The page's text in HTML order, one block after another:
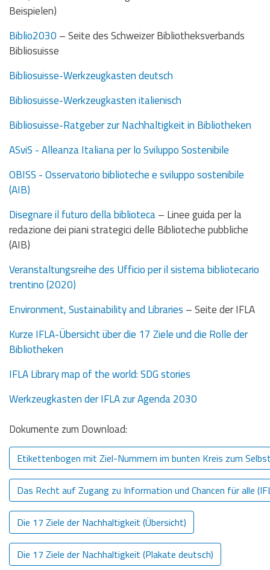
Beispielen)
Biblio2030 – Seite des Schweizer Bibliotheksverbands
Bibliosuisse
Bibliosuisse-Werkzeugkasten deutsch
Bibliosuisse-Werkzeugkasten italienisch
Bibliosuisse-Ratgeber zur Nachhaltigkeit in Bibliotheken
ASviS - Alleanza Italiana per lo Sviluppo Sostenibile
OBISS - Osservatorio biblioteche e sviluppo sostenibile
(AIB)
Disegnare il futuro della biblioteca– Linee guida per la
redazione dei piani strategici delle Biblioteche pubbliche
(AIB)
Veranstaltungsreihe des Ufficio per il sistema bibliotecario
trentino (2020)
Environment, Sustainability and Libraries – Seite der IFLA
Kurze IFLA-Übersicht über die 17 Ziele und die Rolle der
Bibliotheken
IFLA Library map of the world: SDG stories
Werkzeugkasten der IFLA zur Agenda 2030
Dokumente zum Download:
Download
Etikettenbogen mit Ziel-Nummern im bunten Kreis zum
Das Recht auf Zugang zu Information und Chancen für alle
Die 17 Ziele der Nachhaltigkeit (Übersicht)
Die 17 Ziele der Nachhaltigkeit (Plakate deutsch)